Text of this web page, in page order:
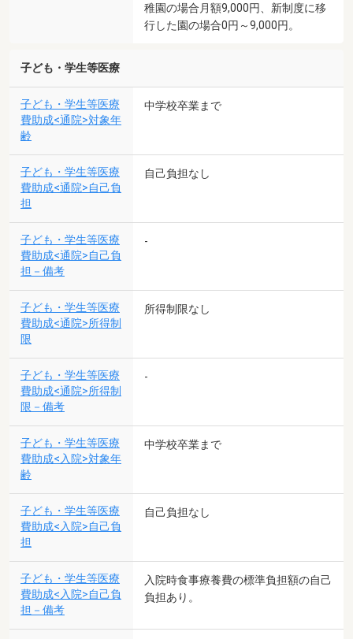
稚園の場合月額9,000円、新制度に移
行した園の場合0円～9,000円。
子ども・学生等医療
子ども・学生等医療
費助成<通院>対象年
齢
中学校卒業まで
子ども・学生等医療
費助成<通院>自己負
担
自己負担なし
子ども・学生等医療
費助成<通院>自己負
担－備考
-
子ども・学生等医療
費助成<通院>所得制
限
所得制限なし
子ども・学生等医療
費助成<通院>所得制
限－備考
-
子ども・学生等医療
費助成<入院>対象年
齢
中学校卒業まで
子ども・学生等医療
費助成<入院>自己負
担
自己負担なし
子ども・学生等医療
費助成<入院>自己負
担－備考
入院時食事療養費の標準負担額の自己
負担あり。